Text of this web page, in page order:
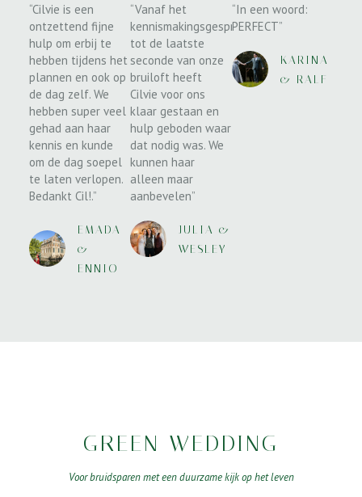
“Cilvie is een
ontzettend fijne
hulp om erbij te
hebben tijdens het
plannen en ook op
de dag zelf. We
hebben super veel
gehad aan haar
kennis en kunde
om de dag soepel
te laten verlopen.
Bedankt Cil!.”
EMADA
&
ENNIO
“Vanaf het
kennismakingsgesprek
tot de laatste
seconde van onze
bruiloft heeft
Cilvie voor ons
klaar gestaan en
hulp geboden waar
dat nodig was. We
kunnen haar
alleen maar
aanbevelen”
JULIA &
WESLEY
“In een woord:
PERFECT”
KARINA
& RALF
GREEN WEDDING
Voor bruidsparen met een duurzame kijk op het leven